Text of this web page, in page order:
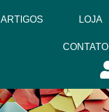
ARTIGOS LOJA
CONTATO